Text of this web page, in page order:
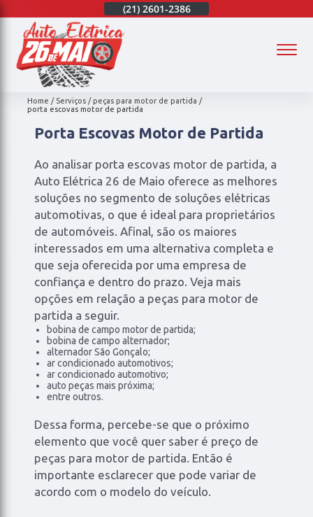
(21) 2601-2386
Home Serviços
peças para motor de partida
porta escovas motor de partida
Porta Escovas Motor de Partida
Ao analisar porta escovas motor de partida, a
Auto Elétrica 26 de Maio oferece as melhores
soluções no segmento de soluções elétricas
automotivas, o que é ideal para proprietários
de automóveis. Afinal, são os maiores
interessados em uma alternativa completa e
que seja oferecida por uma empresa de
confiança e dentro do prazo. Veja mais
opções em relação a peças para motor de
partida a seguir.
bobina de campo motor de partida;
bobina de campo alternador;
alternador São Gonçalo;
ar condicionado automotivos;
ar condicionado automotivo;
auto peças mais próxima;
entre outros.
Dessa forma, percebe-se que o próximo
elemento que você quer saber é preço de
peças para motor de partida. Então é
importante esclarecer que pode variar de
acordo com o modelo do veículo.